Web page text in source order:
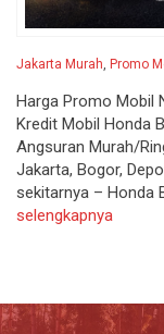
Jakarta Murah, Promo
Harga Promo Mobil
Kredit Mobil Honda
Angsuran Murah/
Jakarta, Bogor,
sekitarnya – Honda
selengkapnya